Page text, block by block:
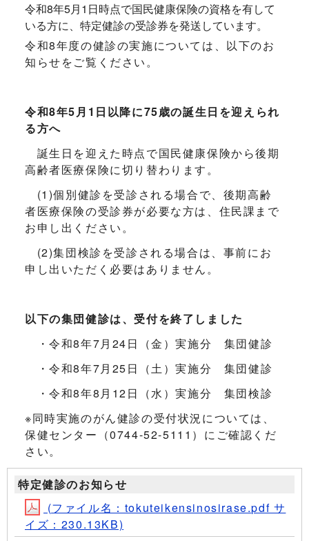
令和8年5月1日時点で国民健康保険の資格を有して
いる方に、特定健診の受診券を発送しています。
令和8年度の健診の実施については、以下のお
知らせをご覧ください。
令和8年5月1日以降に75歳の誕生日を迎えられ
る方へ
誕生日を迎えた時点で国民健康保険から後期
高齢者医療保険に切り替わります。
(1)個別健診を受診される場合で、後期高齢
者医療保険の受診券が必要な方は、住民課まで
お申し出ください。
(2)集団検診を受診される場合は、事前にお
申し出いただく必要はありません。
以下の集団健診は、受付を終了しました
・令和8年7月24日（金）実施分 集団健診
・令和8年7月25日（土）実施分 集団健診
・令和8年8月12日（水）実施分 集団検診
※同時実施のがん健診の受付状況については、
保健センター（0744-52-5111）にご確認くだ
さい。
特定健診のお知らせ
(ファイル名：tokuteikensinosirase.pdf サ
イズ：230.13KB)